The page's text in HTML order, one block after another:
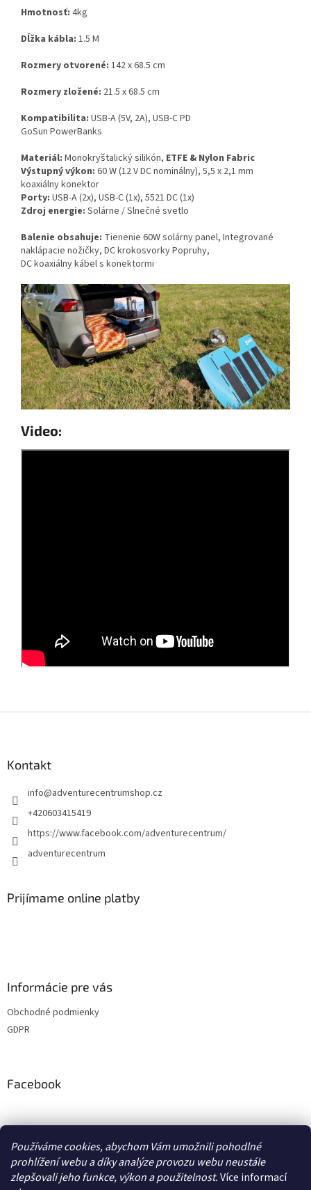
Používáme cookies, abychom Vám umožnili pohodlné
prohlížení webu a díky analýze provozu webu neustále
zlepšovali jeho funkce, výkon a použitelnost.Více informací
Hmotnosť: 4kg
Dĺžka kábla: 1.5 M
Rozmery otvorené: 142 x 68.5 cm
Rozmery zložené: 21.5 x 68.5 cm
Kompatibilita: USB-A (5V, 2A), USB-C PD
GoSun PowerBanks
Materiál: Monokryštalický silikón, ETFE & Nylon Fabric
Výstupný výkon: 60 W (12 V DC nominálny), 5,5 x 2,1 mm
koaxiálny konektor
Porty: USB-A (2x), USB-C (1x), 5521 DC (1x)
Zdroj energie: Solárne / Slnečné svetlo
Balenie obsahuje: Tienenie 60W solárny panel, Integrované
naklápacie nožičky, DC krokosvorky Popruhy,
DC koaxiálny kábel s konektormi
Video:
Kontakt
info@adventurecentrumshop.cz
+420603415419
https://www.facebook.com/adventurecentrum/
adventurecentrum
Prijímame online platby
Informácie pre vás
Obchodné podmienky
GDPR
Facebook
transcool.cz